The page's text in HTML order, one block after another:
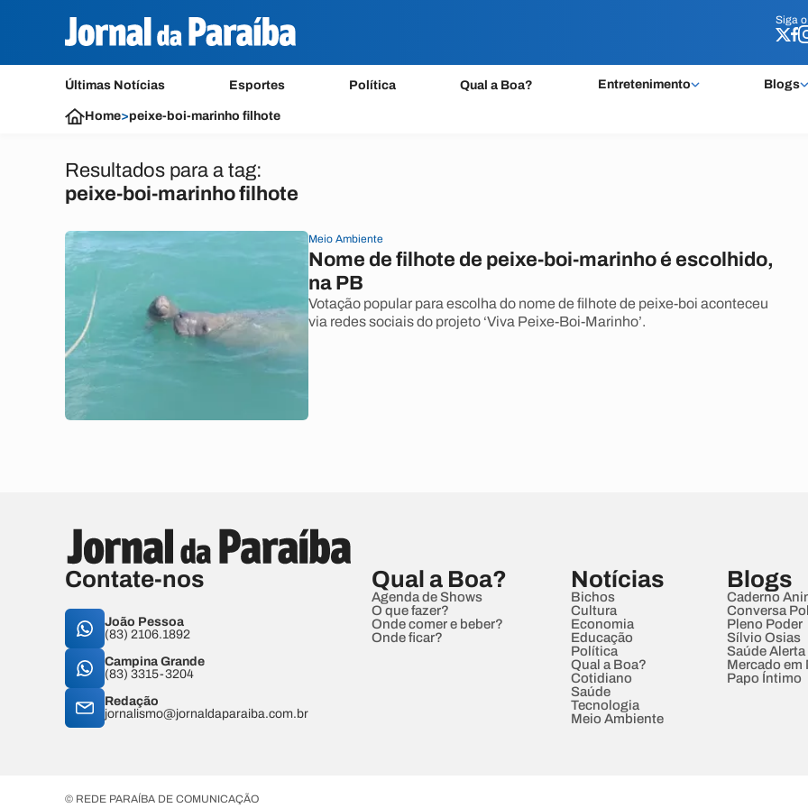
Siga o
Últimas Notícias Esportes Política Qual a Boa? Entretenimento Blogs
Siga o
Home>peixe-boi-marinho filhote
Resultados para a tag:
peixe-boi-marinho filhote
Meio Ambiente
Nome de filhote de peixe-boi-marinho é escolhido,
na PB
Votação popular para escolha do nome de filhote de peixe-boi aconteceu
via redes sociais do projeto ‘Viva Peixe-Boi-Marinho’.
Contate-nos
João Pessoa
(83) 2106.1892
Campina Grande
(83) 3315-3204
Redação
jornalismo@jornaldaparaiba.com.br
Qual a Boa?
Agenda de Shows
O que fazer?
Onde comer e beber?
Onde ficar?
Notícias
Bichos
Cultura
Economia
Educação
Política
Qual a Boa?
Cotidiano
Saúde
Tecnologia
Meio Ambiente
Blogs
Caderno
Conversa
Pleno Poder
Sílvio Osias
Saúde Alerta
Mercado em
Papo Íntimo
© REDE PARAÍBA DE COMUNICAÇÃO